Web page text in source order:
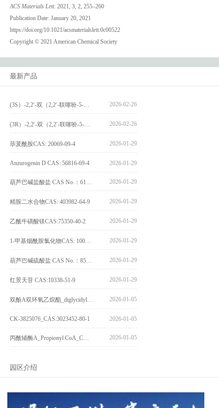
ACS Materials Lett. 2021, 3, 2, 255–260
Publication Date: January 20, 2021
https://doi.org/10.1021/acsmaterialslett.0c00522
Copyright © 2021 American Chemical Society
最新产品
2026-02-26
2026-02-26
荜茇酰胺CAS: 20069-09-4 2026-01-29
Anzurogenin D CAS: 56816-69-4 2026-01-29
2026-01-29
精胺二水合物CAS: 403982-64-9 2026-01-29
乙酰牛磺酸镁CAS:75350-40-2 2026-01-29
2026-01-29
2026-01-29
红景天苷 CAS:10338-51-9 2026-01-29
2026-01-05
CK-3825076_CAS:3023452-80-1 2026-01-05
2026-01-05
园区介绍